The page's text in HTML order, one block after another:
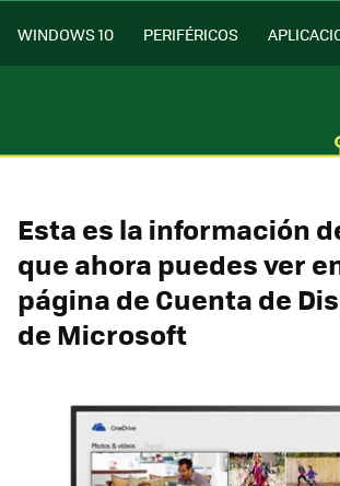
WINDOWS 10 PERIFÉRICOS
Esta es la información
que ahora puedes ver
página de Cuenta de
de Microsoft